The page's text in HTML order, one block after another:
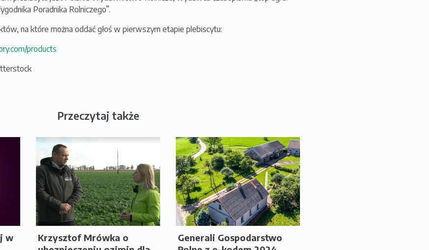
Poradnika Rolniczego”.
na które można oddać głoś w pierwszym etapie plebiscytu:
products
Przeczytaj także
w
Krzysztof Mrówka o
Generali Gospodarstwo